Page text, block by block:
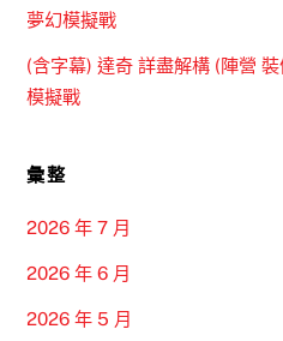
夢幻模擬戰
(含字幕) 達奇 詳盡解構 (陣營
模擬戰
彙整
2026 年 7 月
2026 年 6 月
2026 年 5 月